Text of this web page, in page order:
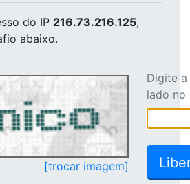
do IP 216.73.216.125,
abaixo.
[trocar imagem]
Digite
lado no